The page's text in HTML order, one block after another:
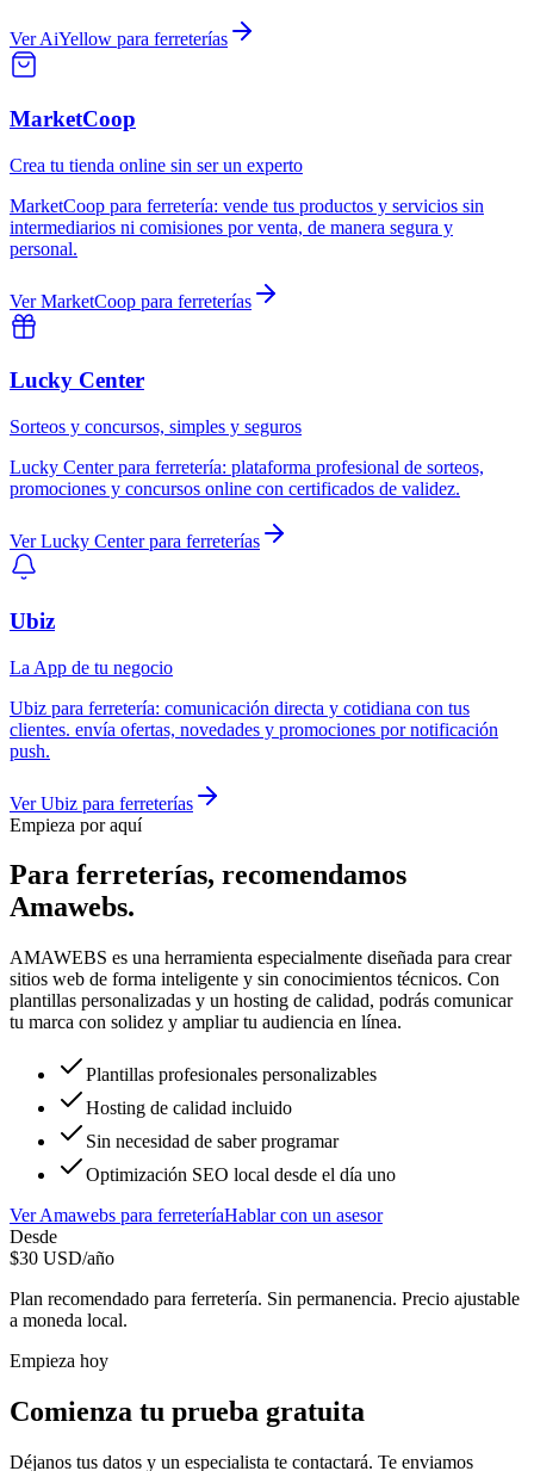
VerAiYellow para ferreterías
MarketCoop
Crea tu tienda online sin ser un experto
MarketCoop para ferretería: vende tus productos y servicios sin
intermediarios ni comisiones por venta, de manera segura y
personal.
VerMarketCoop para ferreterías
Lucky Center
Sorteos y concursos, simples y seguros
Lucky Centerpara ferretería: plataforma profesional de sorteos,
promociones y concursos online con certificados de validez.
VerLucky Centerpara ferreterías
Ubiz
La App de tu negocio
Ubiz para ferretería: comunicación directa y cotidiana con tus
clientes. envía ofertas, novedades y promociones por notificación
push.
VerUbiz para ferreterías
Empieza por aquí
Para ferreterías, recomendamos
Amawebs.
AMAWEBS es una herramienta especialmente diseñada para crear
sitios web de forma inteligente y sin conocimientos técnicos. Con
plantillas personalizadas y un hosting de calidad, podrás comunicar
tu marca con solidez y ampliar tu audiencia en línea.
Plantillas profesionales personalizables
Hosting de calidad incluido
Sin necesidad de saber programar
Optimización SEO local desde el día uno
VerAmawebs para ferreteríaHablar con un asesor
Desde
$30 USD/año
Plan recomendado para ferretería. Sin permanencia. Precio ajustable
a moneda local.
Empieza hoy
Comienza tu prueba gratuita
Déjanos tus datos y un especialista te contactará. Te enviamos